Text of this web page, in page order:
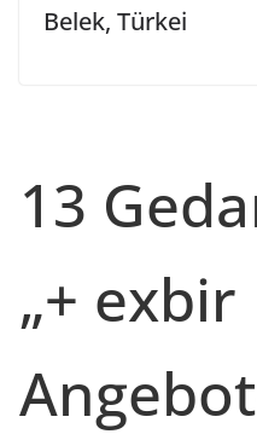
Belek, Türkei
13
„+ exbir